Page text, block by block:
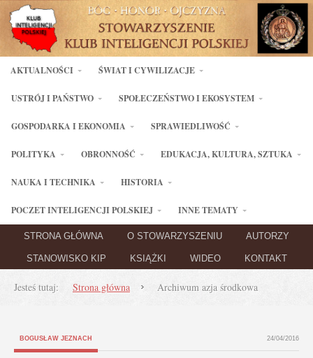
AKTUALNOŚCI ŚWIAT I CYWILIZACJE
USTRÓJ I PAŃSTWO SPOŁECZEŃSTWO I EKOSYSTEM
GOSPODARKA I EKONOMIA SPRAWIEDLIWOŚĆ
POLITYKA OBRONNOŚĆ EDUKACJA, KULTURA, SZTUKA
NAUKA I TECHNIKA HISTORIA
POCZET INTELIGENCJI POLSKIEJ INNE TEMATY
STRONA GŁÓWNA O STOWARZYSZENIU AUTORZY
STANOWISKO KIP KSIĄŻKI WIDEO KONTAKT
Jesteś tutaj: Strona główna Archiwum azja środkowa
BOGUSŁAW JEZNACH 24/04/2016